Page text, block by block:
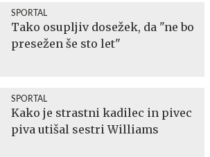
SPORTAL
Tako osupljiv dosežek, da "ne bo
presežen še sto let"
SPORTAL
Kako je strastni kadilec in pivec
piva utišal sestri Williams